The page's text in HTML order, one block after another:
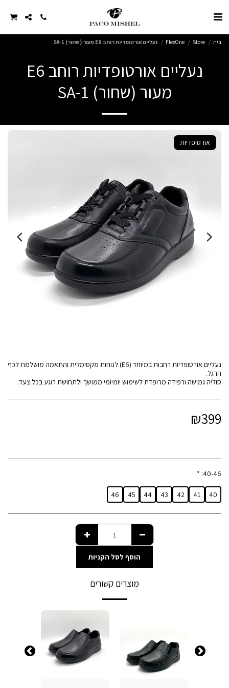
בית Store
FlexOne נעליים אורטופדיות רוחב E6 מעור (שחור) SA-1
נעליים אורטופדיות רוחב E6
מעור (שחור) SA-1
אורטופדיות
נעליים אורטופדיות רחבות במיוחד (E6) לנוחות מקסימלית והתאמה מושלמת לכף
סוליה גמישה ורפידה מרופדת לשימוש יומיומי ממושך ולתחושת רוגע בכל צעד.
₪399
40-46:
*
40
41
42
43
44
45
46
הוסף לסל הקניות
מוצרים קשורים